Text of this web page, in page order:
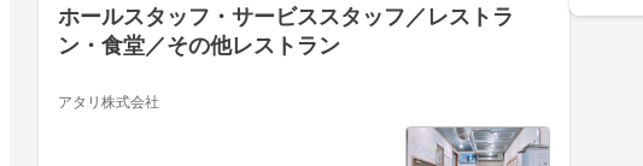
ホールスタッフ・サービススタッフ／レストラ
ン・食堂／その他レストラン
アタリ株式会社